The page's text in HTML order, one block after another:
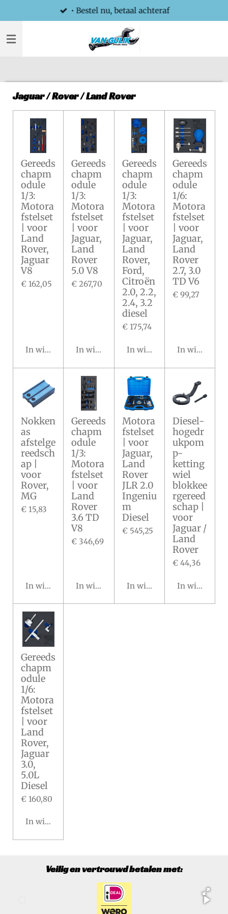
direct
naar
• Bestel nu, betaal achteraf
Jaguar / Rover / Land Rover
Gereeds
chapm
odule
1/3:
Motora
fstelset
| voor
Land
Rover,
Jaguar
V8
€ 162,05
In winkelwagen
Gereeds
chapm
odule
1/3:
Motora
fstelset
| voor
Jaguar,
Land
Rover
5.0 V8
€ 267,70
In winkelwagen
Gereeds
chapm
odule
1/3:
Motora
fstelset
| voor
Jaguar,
Land
Rover,
Ford,
Citroën
2.0, 2.2,
2.4, 3.2
diesel
€ 175,74
In winkelwagen
Gereeds
chapm
odule
1/6:
Motora
fstelset
| voor
Jaguar,
Land
Rover
2.7, 3.0
TD V6
€ 99,27
In
Nokken
as
afstelge
reedsch
ap |
voor
Rover,
MG
€ 15,83
In winkelwagen
Gereeds
chapm
odule
1/3:
Motora
fstelset
| voor
Land
Rover
3.6 TD
V8
€ 346,69
In winkelwagen
Motora
fstelset
| voor
Jaguar,
Land
Rover
JLR 2.0
Ingeniu
m
Diesel
€ 545,25
In winkelwagen
Diesel-
hogedr
ukpom
p-
ketting
wiel
blokkee
rgereed
schap |
voor
Jaguar /
Land
Rover
€ 44,36
In
Gereeds
chapm
odule
1/6:
Motora
fstelset
| voor
Land
Rover,
Jaguar
3.0,
5.0L
Diesel
€ 160,80
In winkelwagen
Veilig en vertrouwd betalen met: